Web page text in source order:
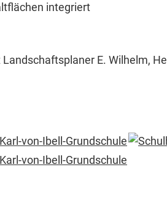
integriert
E. Wilhelm,